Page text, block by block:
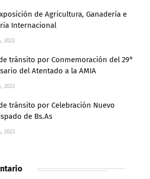
de Agricultura, Ganadería e
Internacional
2023
tránsito por Conmemoración del 29°
del Atentado a la AMIA
2023
tránsito por Celebración Nuevo
de Bs.As
2023